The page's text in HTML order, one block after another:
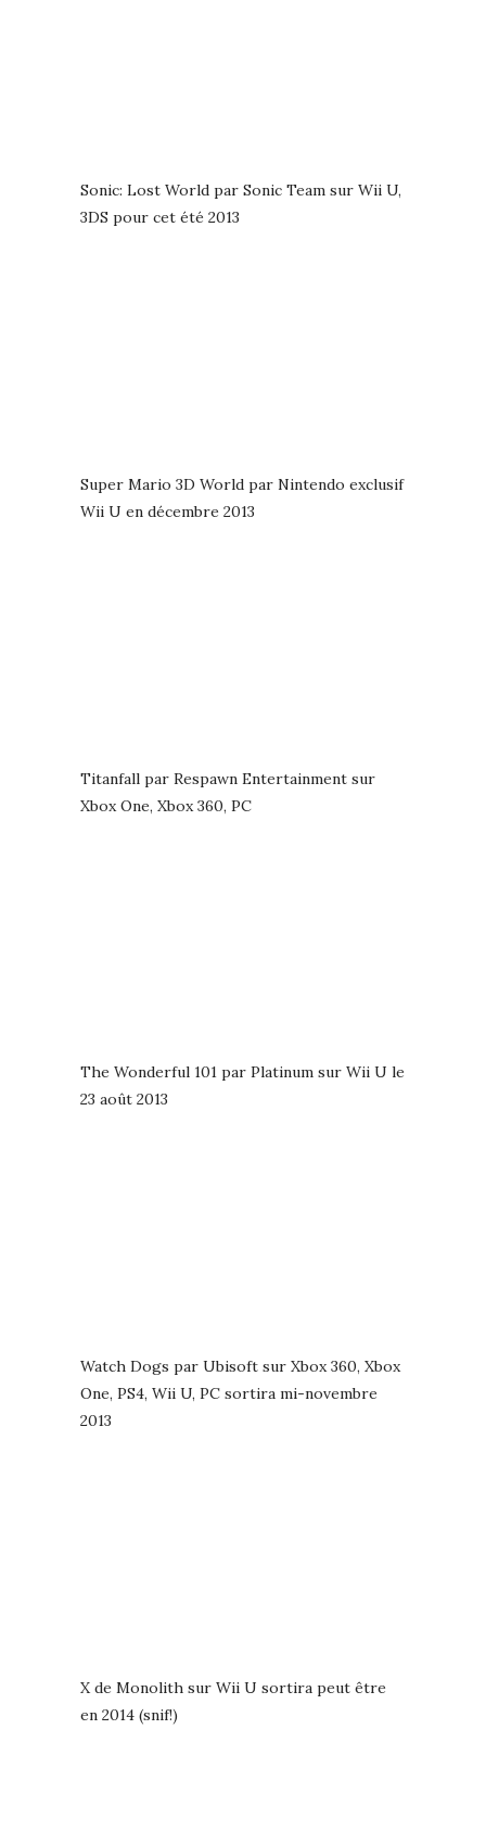
Sonic: Lost World par Sonic Team sur Wii U,
3DS pour cet été 2013
Super Mario 3D World par Nintendo exclusif
Wii U en décembre 2013
Titanfall par Respawn Entertainment sur
Xbox One, Xbox 360, PC
The Wonderful 101 par Platinum sur Wii U le
23 août 2013
Watch Dogs par Ubisoft sur Xbox 360, Xbox
One, PS4, Wii U, PC sortira mi-novembre
2013
X de Monolith sur Wii U sortira peut être
en 2014 (snif!)